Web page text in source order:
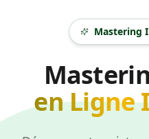
Mastering
en Ligne